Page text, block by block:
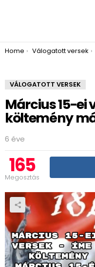
You are here:
Home Válogatott versek
VÁLOGATOTT VERSEK
Március 15-ei
költemény
6 éve
165
Megosztás